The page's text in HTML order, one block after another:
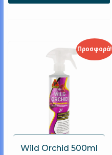
Προσφορά!
Wild Orchid 500ml